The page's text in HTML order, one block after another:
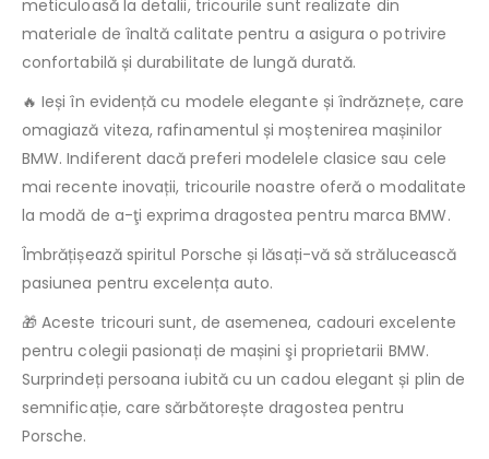
meticuloasă la detalii, tricourile sunt realizate din
materiale de înaltă calitate pentru a asigura o potrivire
confortabilă și durabilitate de lungă durată.
🔥 Ieși în evidență cu modele elegante și îndrăznețe, care
omagiază viteza, rafinamentul și moștenirea mașinilor
BMW. Indiferent dacă preferi modelele clasice sau cele
mai recente inovații, tricourile noastre oferă o modalitate
la modă de a-ţi exprima dragostea pentru marca BMW.
Îmbrățișează spiritul Porsche și lăsați-vă să strălucească
pasiunea pentru excelența auto.
🎁 Aceste tricouri sunt, de asemenea, cadouri excelente
pentru colegii pasionați de mașini şi proprietarii BMW.
Surprindeți persoana iubită cu un cadou elegant și plin de
semnificație, care sărbătorește dragostea pentru
Porsche.